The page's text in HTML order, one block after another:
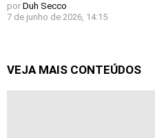
por Duh Secco
7 de junho de 2026, 14:15
VEJA MAIS CONTEÚDOS